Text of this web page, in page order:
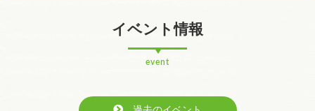
イベント情報
event